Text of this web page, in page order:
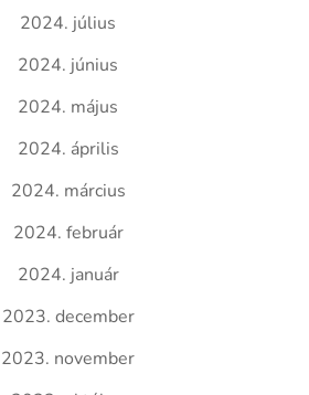
2024. július
2024. június
2024. május
2024. április
2024. március
2024. február
2024. január
2023. december
2023. november